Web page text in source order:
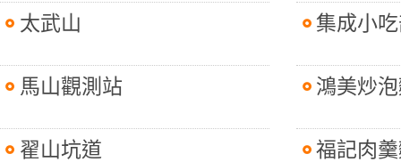
太武山
馬山觀測站
翟山坑道
集成小
鴻美炒
福記肉